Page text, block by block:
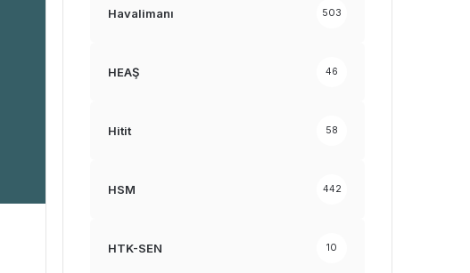
Havalimanı 503
HEAŞ 46
Hitit 58
HSM 442
HTK-SEN 10